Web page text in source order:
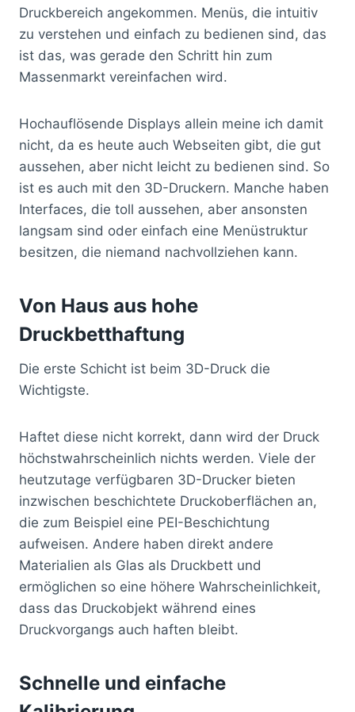
Druckbereich angekommen. Menüs, die intuitiv
zu verstehen und einfach zu bedienen sind, das
ist das, was gerade den Schritt hin zum
Massenmarkt vereinfachen wird.
Hochauflösende Displays allein meine ich damit
nicht, da es heute auch Webseiten gibt, die gut
aussehen, aber nicht leicht zu bedienen sind. So
ist es auch mit den 3D-Druckern. Manche haben
Interfaces, die toll aussehen, aber ansonsten
langsam sind oder einfach eine Menüstruktur
besitzen, die niemand nachvollziehen kann.
Von Haus aus hohe
Druckbetthaftung
Die erste Schicht ist beim 3D-Druck die
Wichtigste.
Haftet diese nicht korrekt, dann wird der Druck
höchstwahrscheinlich nichts werden. Viele der
heutzutage verfügbaren 3D-Drucker bieten
inzwischen beschichtete Druckoberflächen an,
die zum Beispiel eine PEI-Beschichtung
aufweisen. Andere haben direkt andere
Materialien als Glas als Druckbett und
ermöglichen so eine höhere Wahrscheinlichkeit,
dass das Druckobjekt während eines
Druckvorgangs auch haften bleibt.
Schnelle und einfache